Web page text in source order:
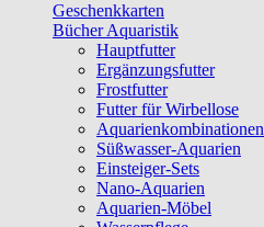
Geschenkkarten
Bücher Aquaristik
Hauptfutter
Ergänzungsfutter
Frostfutter
Futter für Wirbellose
Aquarienkombinationen
Süßwasser-Aquarien
Einsteiger-Sets
Nano-Aquarien
Aquarien-Möbel